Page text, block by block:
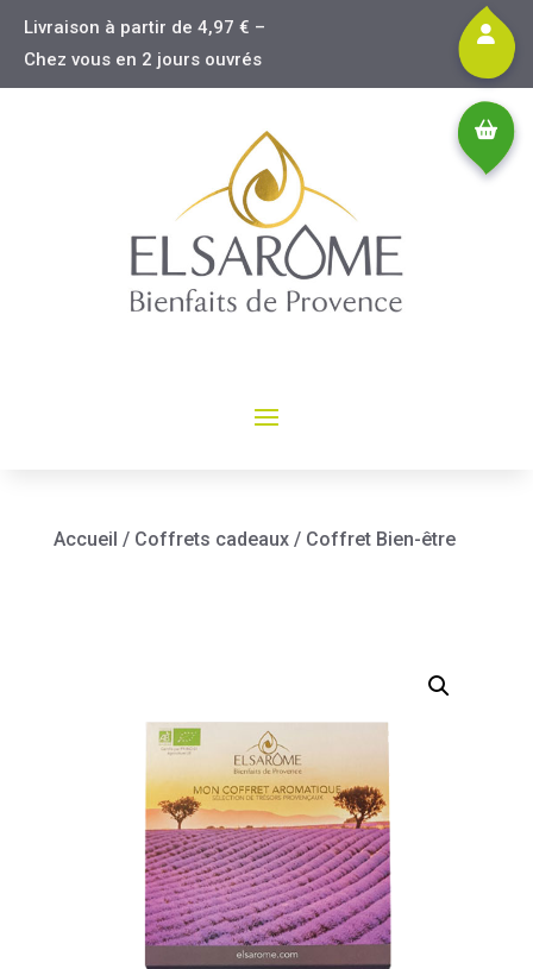
Livraison à partir de 4,97 € –
Chez vous en 2 jours ouvrés
Accueil / Coffrets cadeaux/ Coffret Bien-être